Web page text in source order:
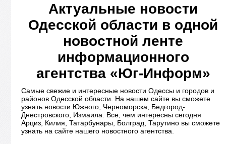
Актуальные новости
Одесской области в одной
новостной ленте
информационного
агентства «Юг-Информ»
Самые свежие и интересные новости Одессы и городов и
районов Одесской области. На нашем сайте вы сможете
узнать новости Южного, Черноморска, Бедгород-
Днестровского, Измаила. Все, чем интересны сегодня
Арциз, Килия, Татарбунары, Болград, Тарутино вы сможете
узнать на сайте нашего новостного агентства.